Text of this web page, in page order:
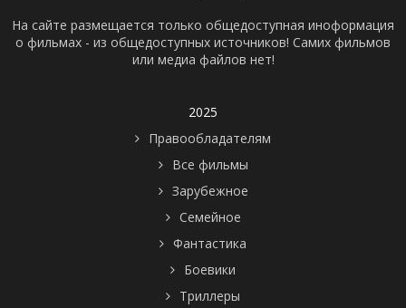
На сайте размещается только общедоступная иноформация
о фильмах - из общедоступных источников! Самих фильмов
или медиа файлов нет!
2025
Правообладателям
Все фильмы
Зарубежное
Семейное
Фантастика
Боевики
Триллеры